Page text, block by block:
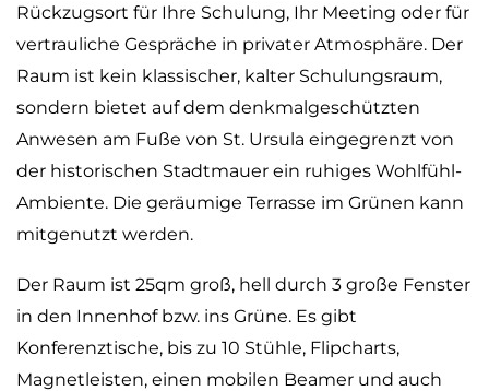
Rückzugsort für Ihre Schulung, Ihr Meeting oder für
vertrauliche Gespräche in privater Atmosphäre. Der
Raum ist kein klassischer, kalter Schulungsraum,
sondern bietet auf dem denkmalgeschützten
Anwesen am Fuße von St. Ursula eingegrenzt von
der historischen Stadtmauer ein ruhiges Wohlfühl-
Ambiente. Die geräumige Terrasse im Grünen kann
mitgenutzt werden.
Der Raum ist 25qm groß, hell durch 3 große Fenster
in den Innenhof bzw. ins Grüne. Es gibt
Konferenztische, bis zu 10 Stühle, Flipcharts,
Magnetleisten, einen mobilen Beamer und auch